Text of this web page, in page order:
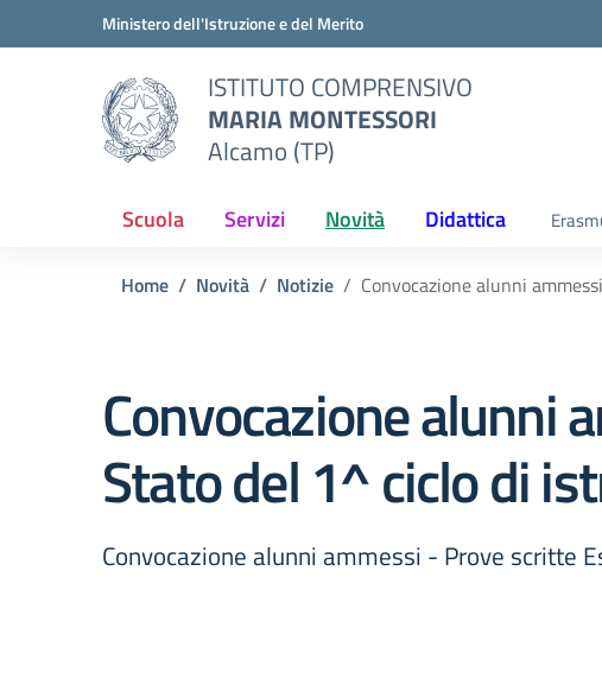
Vai ai contenuti
Vai al menu di navigazioneMinistero dell'Istruzione e del Merito
ISTITUTO COMPRENSIVO
MARIA MONTESSORI
Alcamo (TP)
Scuola Servizi Novità Didattica
Home Novità Notizie Convocazione alunni
Convocazione alunni
Stato del 1^ ciclo di
Convocazione alunni ammessi - Prove scritte